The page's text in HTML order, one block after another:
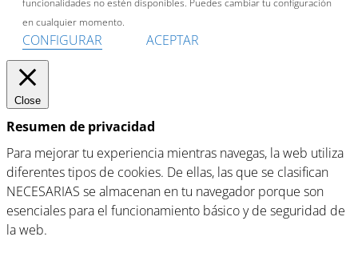
funcionalidades no estén disponibles. Puedes cambiar tu configuración
en cualquier momento.
CONFIGURAR ACEPTAR
Close
Resumen de privacidad
Para mejorar tu experiencia mientras navegas, la web utiliza
diferentes tipos de cookies. De ellas, las que se clasifican
NECESARIAS se almacenan en tu navegador porque son
esenciales para el funcionamiento básico y de seguridad de
la web.